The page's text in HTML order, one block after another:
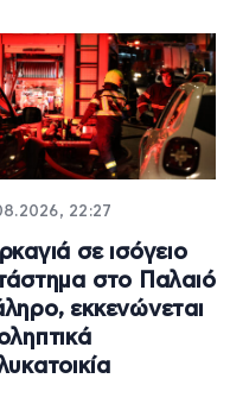
22:27
σε ισόγειο
στο Παλαιό
εκκενώνεται